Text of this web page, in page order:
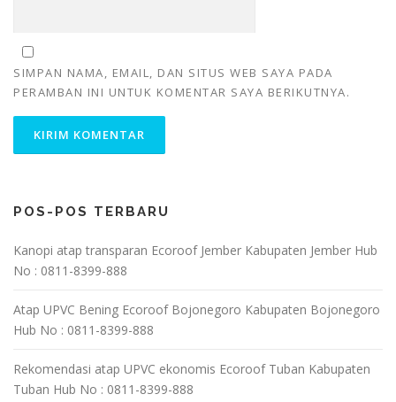
SIMPAN NAMA, EMAIL, DAN SITUS WEB SAYA PADA
PERAMBAN INI UNTUK KOMENTAR SAYA BERIKUTNYA.
POS-POS TERBARU
Kanopi atap transparan Ecoroof Jember Kabupaten Jember Hub
No : 0811-8399-888
Atap UPVC Bening Ecoroof Bojonegoro Kabupaten Bojonegoro
Hub No : 0811-8399-888
Rekomendasi atap UPVC ekonomis Ecoroof Tuban Kabupaten
Tuban Hub No : 0811-8399-888